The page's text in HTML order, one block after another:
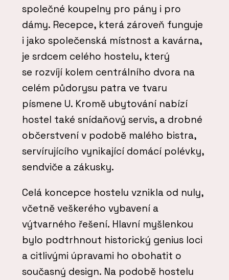
společné koupelny pro pány i pro
dámy. Recepce, která zároveň funguje
i jako společenská místnost a kavárna,
je srdcem celého hostelu, který
se rozvíjí kolem centrálního dvora na
celém půdorysu patra ve tvaru
písmene U. Kromě ubytování nabízí
hostel také snídaňový servis, a drobné
občerstvení v podobě malého bistra,
servírujícího vynikající domácí polévky,
sendviče a zákusky.
Celá koncepce hostelu vznikla od nuly,
včetně veškerého vybavení a
výtvarného řešení. Hlavní myšlenkou
bylo podtrhnout historický genius loci
a citlivými úpravami ho obohatit o
současný design. Na podobě hostelu